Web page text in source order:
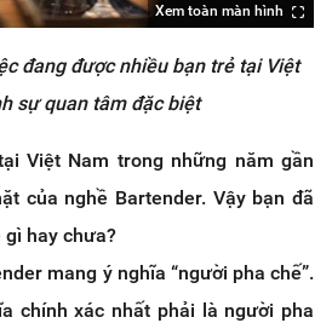
Xem toàn màn hình
đang được nhiều bạn trẻ tại Việt
sự quan tâm đặc biệt
Việt Nam trong những năm gần
của nghề Bartender. Vậy bạn đã
hay chưa?
mang ý nghĩa “người pha chế”.
chính xác nhất phải là người pha